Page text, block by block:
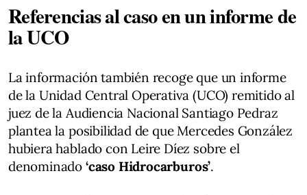
Referencias al caso en un informe de
la UCO
La información también recoge que un informe
de la Unidad Central Operativa (UCO) remitido al
juez de la Audiencia Nacional Santiago Pedraz
plantea la posibilidad de que Mercedes González
hubiera hablado con Leire Díez sobre el
denominado ‘caso Hidrocarburos’.